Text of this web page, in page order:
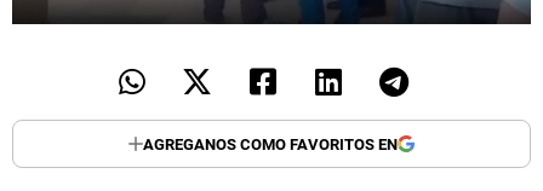
AGREGANOS COMO FAVORITOS EN